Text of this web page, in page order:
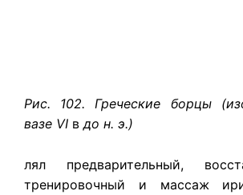
Рис. 102. Греческие борцы
вазе VI вдо н. э.)
лял предварительный,
тренировочный и массаж